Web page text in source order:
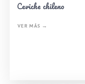
Ceviche chileno
VER MÁS →